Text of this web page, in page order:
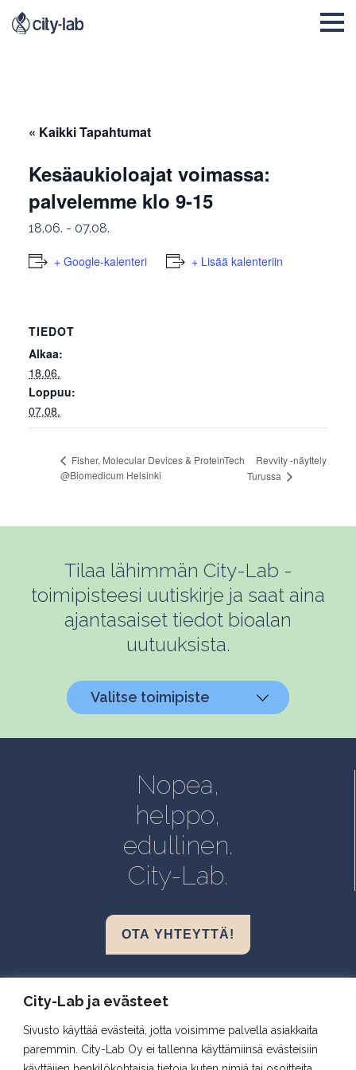
City-Lab ja evästeet
Sivusto käyttää evästeitä, jotta voisimme palvella asiakkaita
paremmin. City-Lab Oy ei tallenna käyttämiinsä evästeisiin
« Kaikki Tapahtumat
Kesäaukioloajat voimassa:
palvelemme klo 9-15
18.06. - 07.08.
+ Google-kalenteri + Lisää kalenteriin
TIEDOT
Alkaa:
18.06.
Loppuu:
07.08.
Fisher, Molecular Devices & ProteinTech
@Biomedicum Helsinki
Revvity -näyttely
Turussa
Tilaa lähimmän City-Lab -
toimipisteesi uutiskirje ja saat aina
ajantasaiset tiedot bioalan
uutuuksista.
Valitse toimipiste
Helsinki, Biokeskus 1
Kuopio, Snellmania
Oulu, Aapistie
Turku, BioCity
Nopea,
helppo,
edullinen.
City-Lab.
OTA YHTEYTTÄ!
Snellmania, Kuopio
Aapistie, Oulu